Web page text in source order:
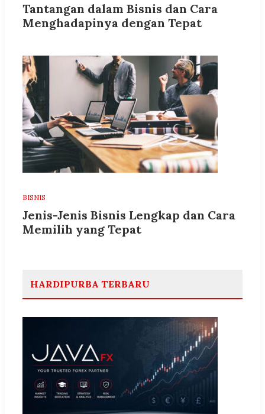
Tantangan dalam Bisnis dan Cara
Menghadapinya dengan Tepat
BISNIS
Jenis-Jenis Bisnis Lengkap dan Cara
Memilih yang Tepat
HARDIPURBA TERBARU